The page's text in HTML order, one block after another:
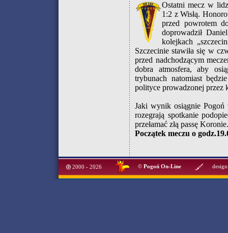
Ostatni mecz w
1:2 z Wisłą.
przed powrotem
doprowadził
kolejkach
Szczecinie stawiła się w
przed nadchodzącym
dobra atmosfera, aby
trybunach natomiast
polityce prowadzonej przez
Jaki wynik osiągnie Pogoń
rozegrają spotkanie
przełamać złą passę Koronie.
Początek meczu o
2000 - 2026 © Pogoń On-Line